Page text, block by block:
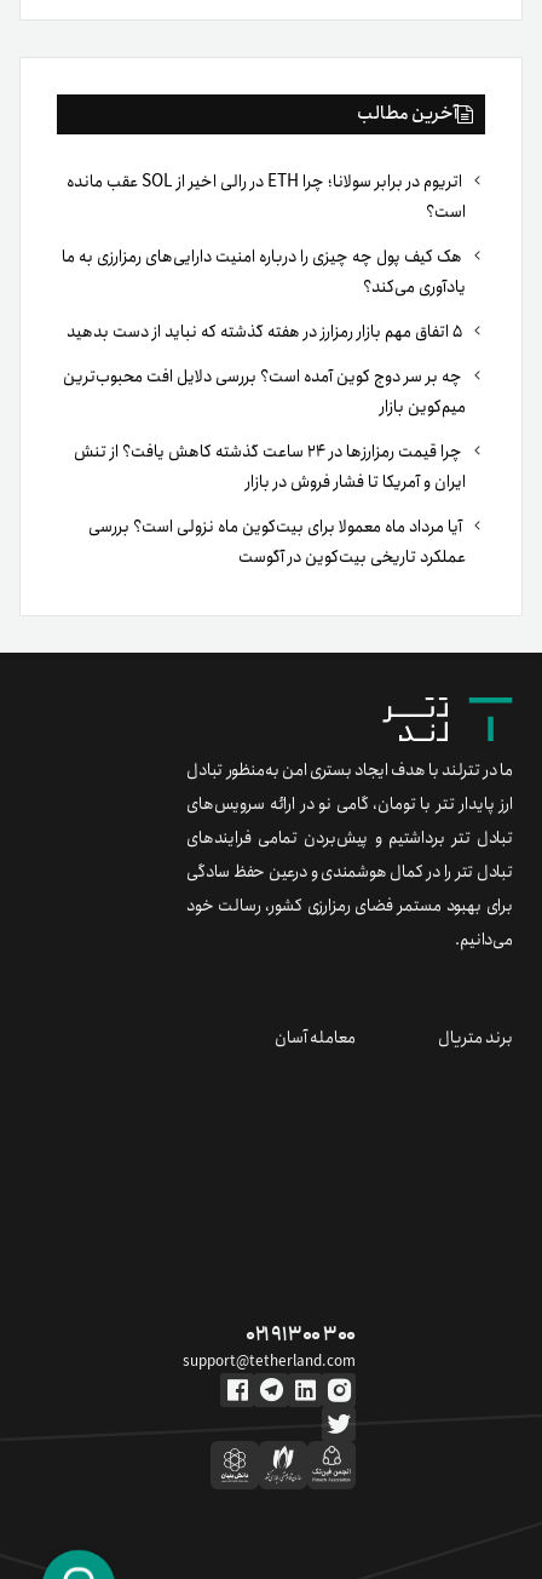
بوک
آخرین مطالب
اتریوم در برابر سولانا؛ چرا ETH در رالی اخیر از SOL عقب مانده
است؟
هک کیف پول چه چیزی را درباره امنیت دارایی‌های رمزارزی به ما
یادآوری می‌کند؟
چه بر سر دوج کوین آمده است؟ بررسی دلایل افت محبوب‌ترین
میم‌کوین بازار
چرا قیمت رمزارزها در ۲۴ ساعت گذشته کاهش یافت؟ از تنش
ایران و آمریکا تا فشار فروش در بازار
آیا مرداد ماه معمولا برای بیت‌کوین ماه نزولی است؟ بررسی
عملکرد تاریخی بیت‌کوین در آگوست
ما در تترلند با هدف ایجاد بستری امن به‌منظور تبادل
ارز پایدار تتر با تومان، گامی نو در ارائه سرویس‌های
تبادل تتر برداشتیم و پیش‌بردن تمامی فرایندهای
تبادل تتر را در کمال هوشمندی و درعین حفظ سادگی
برای بهبود مستمر فضای رمزارزی کشور، رسالت خود
می‌دانیم.
برند متریال معامله آسان
۰۲۱ ۹۱ ۳۰۰ ۳۰۰
support@tetherland.com